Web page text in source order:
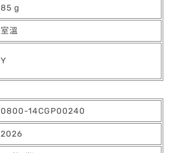
85 g
室溫
Y
0800-14CGP00240
2026